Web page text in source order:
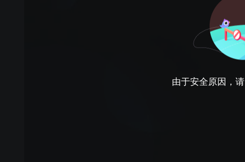
由于安全原因，请